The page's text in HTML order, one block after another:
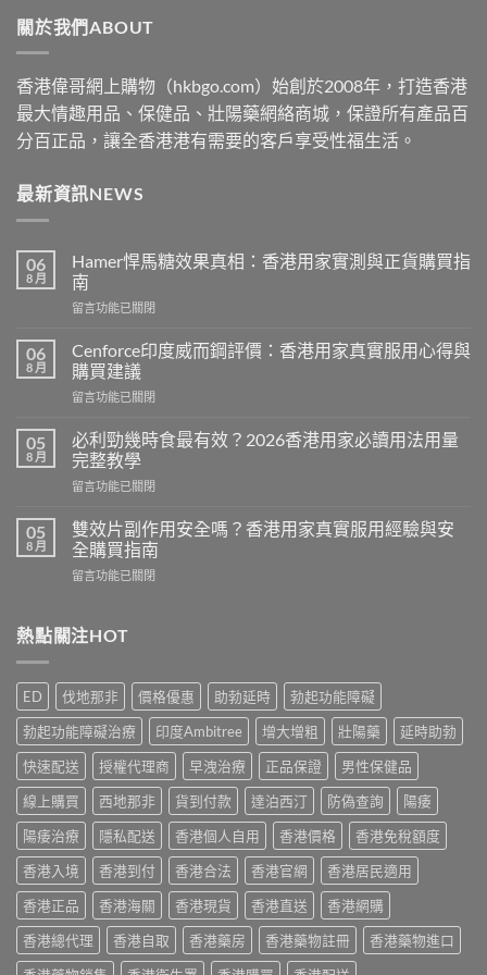
關於我們ABOUT
香港偉哥網上購物（hkbgo.com）始創於2008年，打造香港
最大情趣用品、保健品、壯陽藥網絡商城，保證所有產品百
分百正品，讓全香港港有需要的客戶享受性福生活。
最新資訊NEWS
06
8 月
Hamer悍馬糖效果真相：香港用家實測與正貨購買指
南
在
悍
馬
糖
效
真
相：
香
港
家
實
與
購
南〉
中
留言功能已關閉
06
8 月
Cenforce印度威而鋼評價：香港用家真實服用心得與
購買建議
在
印
度
威
而
評
價：
香
港
真
用
心
得
與
購
買
建
議〉
中
留言功能已關閉
05
8 月
必利勁幾時食最有效？2026香港用家必讀用法用量
完整教學
在
利
勁
幾
時
有
香
港
用
家
必
讀
用
法
用
量
完
整
教
學〉
中
留言功能已關閉
05
8 月
雙效片副作用安全嗎？香港用家真實服用經驗與安
全購買指南
在
片
副
用
安
全
嗎？
香
港
用
家
真
實
服
用
經
驗
與
安
留言功能已關閉
熱點關注HOT
ED 伐地那非 價格優惠 助勃延時
勃起功能障礙
勃起功能障礙治療
印度Ambitree 增大增粗 壯陽藥
延時助勃
快速配送
授權代理商 早洩治療 正品保證
男性保健品
線上購買
西地那非 貨到付款 達泊西汀 防偽查詢
陽痿
陽痿治療
隱私配送 香港個人自用 香港價格
香港免稅額度
香港入境
香港到付 香港合法 香港官網
香港居民適用
香港正品
香港海關 香港現貨 香港直送
香港網購
香港總代理
香港自取 香港藥房 香港藥物註冊
香港藥物進口